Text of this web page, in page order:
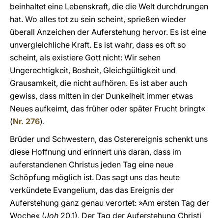
beinhaltet eine Lebenskraft, die die Welt durchdrungen
hat. Wo alles tot zu sein scheint, sprießen wieder
überall Anzeichen der Auferstehung hervor. Es ist eine
unvergleichliche Kraft. Es ist wahr, dass es oft so
scheint, als existiere Gott nicht: Wir sehen
Ungerechtigkeit, Bosheit, Gleichgültigkeit und
Grausamkeit, die nicht aufhören. Es ist aber auch
gewiss, dass mitten in der Dunkelheit immer etwas
Neues aufkeimt, das früher oder später Frucht bringt«
(Nr. 276).
Brüder und Schwestern, das Osterereignis schenkt uns
diese Hoffnung und erinnert uns daran, dass im
auferstandenen Christus jeden Tag eine neue
Schöpfung möglich ist. Das sagt uns das heute
verkündete Evangelium, das das Ereignis der
Auferstehung ganz genau verortet: »Am ersten Tag der
Woche« (Joh 20,1). Der Tag der Auferstehung Christi